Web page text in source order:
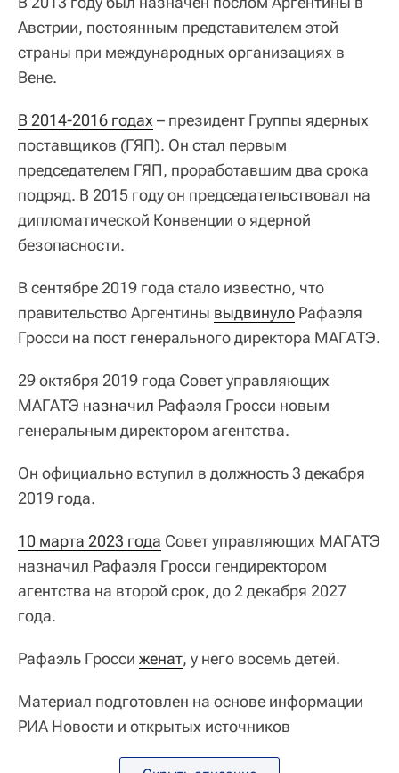
Австрии, постоянным представителем этой
страны при международных организациях в
Вене.
В 2014-2016 годах – президент Группы ядерных
поставщиков (ГЯП). Он стал первым
председателем ГЯП, проработавшим два срока
подряд. В 2015 году он председательствовал на
дипломатической Конвенции о ядерной
безопасности.
В сентябре 2019 года стало известно, что
правительство Аргентины выдвинуло Рафаэля
Гросси на пост генерального директора МАГАТЭ.
29 октября 2019 года Совет управляющих
МАГАТЭ назначил Рафаэля Гросси новым
генеральным директором агентства.
Он официально вступил в должность 3 декабря
2019 года.
10 марта 2023 года Совет управляющих МАГАТЭ
назначил Рафаэля Гросси гендиректором
агентства на второй срок, до 2 декабря 2027
года.
Рафаэль Гросси женат, у него восемь детей.
Материал подготовлен на основе информации
РИА Новости и открытых источников